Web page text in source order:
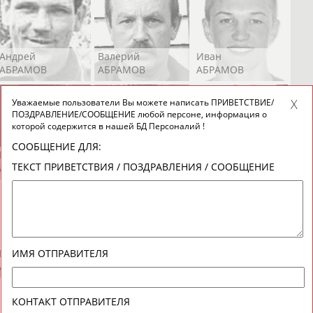
Андрей
АБРАМОВ
Валерий
АБРАМОВ
Иван
АБРАМОВ
Екатерина
АБРАМОВА
Ирина
АБРАМОВА
АБРАМОВА
Иракли
АБРАМЯН
Осеп
АБРАМЯН
АБРАРОВ
Уважаемые пользователи Вы можете написать ПРИВЕТСТВИЕ/
ПОЗДРАВЛЕНИЕ/СООБЩЕНИЕ любой персоне, информация о
которой содержится в нашей БД Персоналий !
СООБЩЕНИЕ ДЛЯ:
ТЕКСТ ПРИВЕТСТВИЯ / ПОЗДРАВЛЕНИЯ / СООБЩЕНИЕ
ИМЯ ОТПРАВИТЕЛЯ
КОНТАКТ ОТПРАВИТЕЛЯ